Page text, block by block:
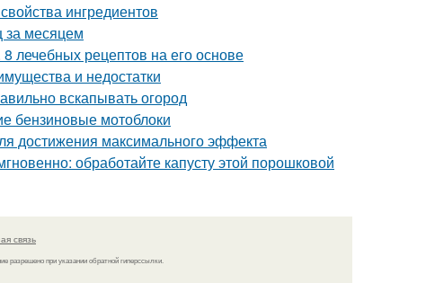
ингредиентов
за месяцем
лечебных рецептов на его основе
и недостатки
вскапывать огород
бензиновые мотоблоки
достижения максимального эффекта
обработайте капусту этой порошковой
связь
разрешено при указании обратной гиперссылки.